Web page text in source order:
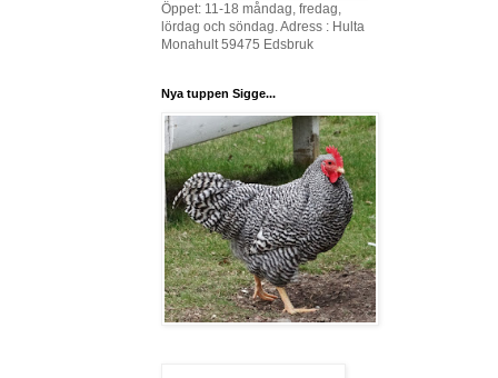
Öppet: 11-18 måndag, fredag,
lördag och söndag. Adress : Hulta
Monahult 59475 Edsbruk
Nya tuppen Sigge...